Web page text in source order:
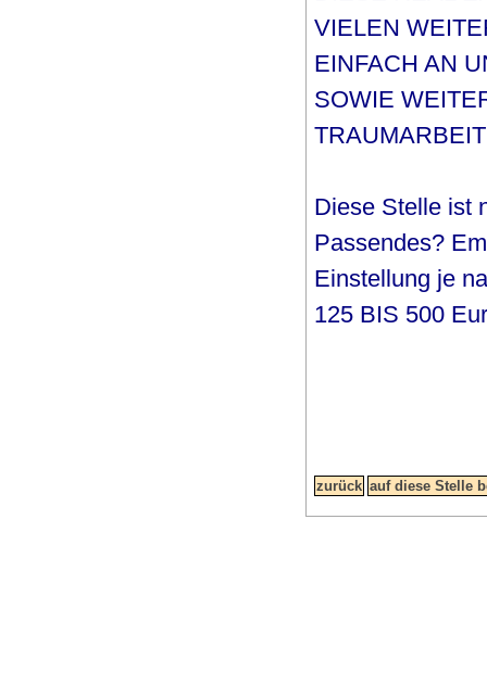
VIELEN
EINFACH AN
SOWIE
Diese Stelle ist
Passendes?
Einstellung je
125 BIS 500